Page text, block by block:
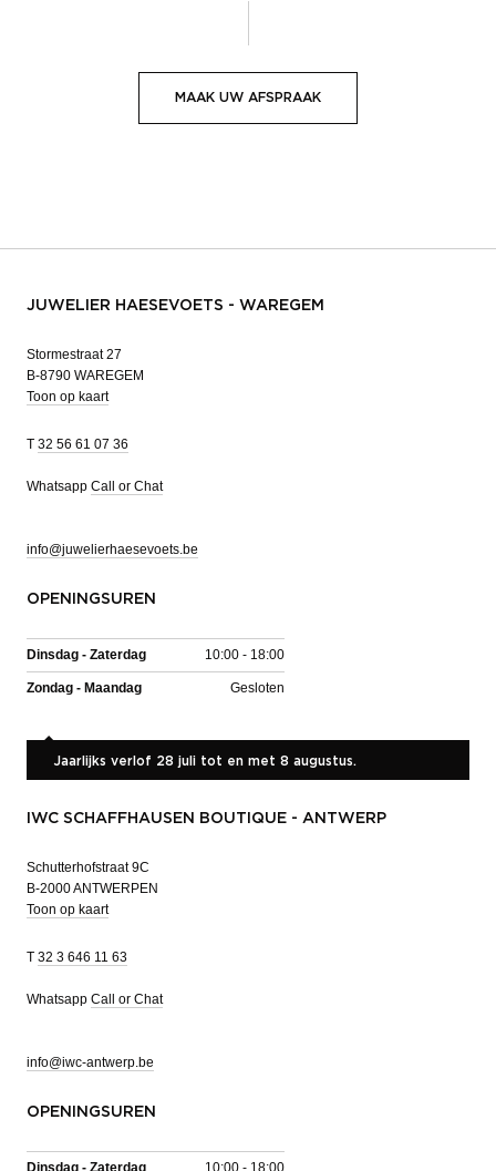
MAAK UW AFSPRAAK
JUWELIER HAESEVOETS - WAREGEM
Stormestraat 27
B-8790 WAREGEM
Toon op kaart
T 32 56 61 07 36
Whatsapp Call or Chat
info@juwelierhaesevoets.be
OPENINGSUREN
Dinsdag - Zaterdag 10:00 - 18:00
Zondag - Maandag Gesloten
Jaarlijks verlof 28 juli tot en met 8 augustus.
IWC SCHAFFHAUSEN BOUTIQUE - ANTWERP
Schutterhofstraat 9C
B-2000 ANTWERPEN
Toon op kaart
T 32 3 646 11 63
Whatsapp Call or Chat
info@iwc-antwerp.be
OPENINGSUREN
Dinsdag - Zaterdag 10:00 - 18:00